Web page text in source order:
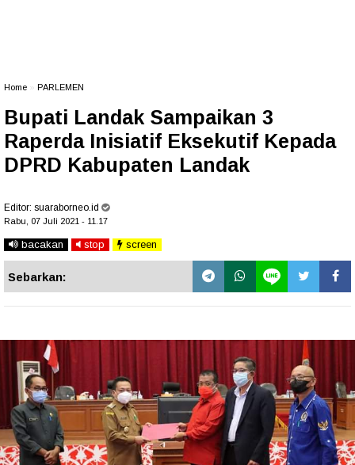
Home PARLEMEN
Bupati Landak Sampaikan 3
Raperda Inisiatif Eksekutif Kepada
DPRD Kabupaten Landak
Editor: suaraborneo.id
Rabu, 07 Juli 2021 - 11.17
bacakan stop screen
Sebarkan: